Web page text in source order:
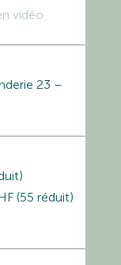
vidéo
23 –
(55 réduit)